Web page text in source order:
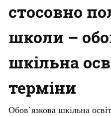
стосовно
школи –
шкільна
терміни
Обов’язкова шкільна